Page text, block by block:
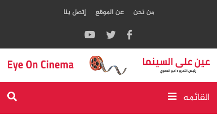
من نحن عن الموقع إتصل بنا
القائمه